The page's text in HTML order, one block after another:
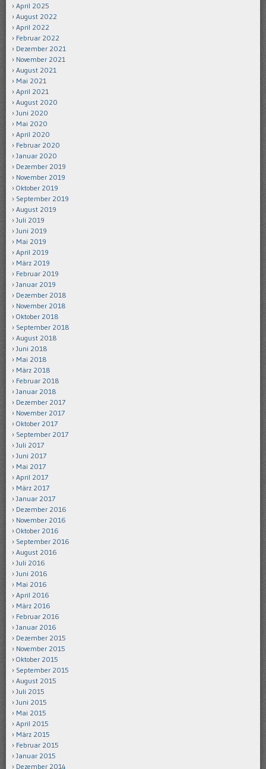
April 2025
August 2022
April 2022
Februar 2022
Dezember 2021
November 2021
August 2021
Mai 2021
April 2021
August 2020
Juni 2020
Mai 2020
April 2020
Februar 2020
Januar 2020
Dezember 2019
November 2019
Oktober 2019
September 2019
August 2019
Juli 2019
Juni 2019
Mai 2019
April 2019
März 2019
Februar 2019
Januar 2019
Dezember 2018
November 2018
Oktober 2018
September 2018
August 2018
Juni 2018
Mai 2018
März 2018
Februar 2018
Januar 2018
Dezember 2017
November 2017
Oktober 2017
September 2017
Juli 2017
Juni 2017
Mai 2017
April 2017
März 2017
Januar 2017
Dezember 2016
November 2016
Oktober 2016
September 2016
August 2016
Juli 2016
Juni 2016
Mai 2016
April 2016
März 2016
Februar 2016
Januar 2016
Dezember 2015
November 2015
Oktober 2015
September 2015
August 2015
Juli 2015
Juni 2015
Mai 2015
April 2015
März 2015
Februar 2015
Januar 2015
Dezember 2014